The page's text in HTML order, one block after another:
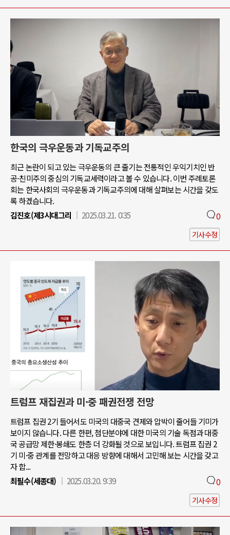
한국의 극우운동과 기독교주의
최근 논란이 되고 있는 극우운동의 큰 줄기는 전통적인 우익기치인 반
공-친미주의 중심의 기독교세력이라고 볼 수 있습니다. 이번 주례토론
회는 한국사회의 극우운동과 기독교주의에 대해 살펴보는 시간을 갖도
록 하겠습니다.
김진호(제3시대그리
2025.03.21. 0:35 0
기사수정
트럼프 재집권과 미·중 패권전쟁 전망
트럼프 집권 2기 들어서도 미국의 대중국 견제와 압박이 줄어들 기미가
보이지 않습니다. 다른 한편, 첨단분야에 대한 미국의 기술 독점과 대중
국 공급망 제한·봉쇄도 한층 더 강화될 것으로 보입니다. 트럼프 집권 2
기 미·중 관계를 전망하고 대응 방향에 대해서 고민해 보는 시간을 갖고
자 합...
최필수(세종대)
2025.03.20. 9:39 0
기사수정